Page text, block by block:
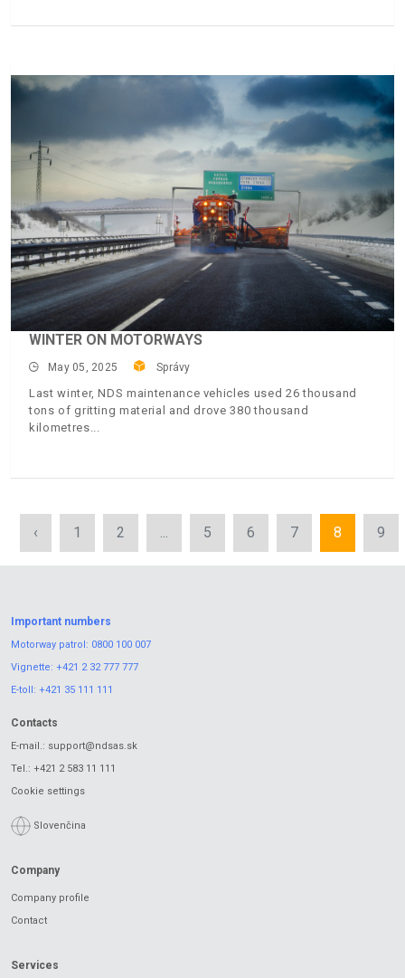
WINTER ON MOTORWAYS
May 05, 2025 Správy
Last winter, NDS maintenance vehicles used 26 thousand
tons of gritting material and drove 380 thousand
kilometres
‹ 1 2 5 6 7 8 9
Important numbers
Motorway patrol: 0800 100 007
Vignette: +421 2 32 777 777
E-toll: +421 35 111 111
Contacts
E-mail.: support@ndsas.sk
Tel.: +421 2 583 11 111
Cookie settings
Slovenčina
Company
Company profile
Contact
Services